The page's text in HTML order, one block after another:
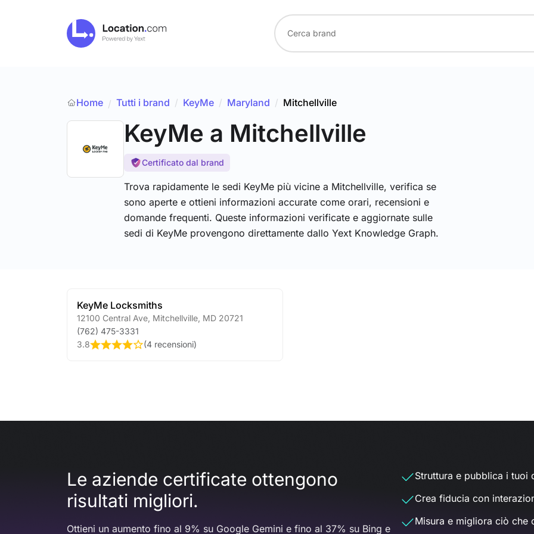
Home / Tutti i brand / KeyMe / Maryland / Mitchellville
KeyMe a Mitchellville
Certificato dal brand
Trova rapidamente le sedi KeyMe più vicine a Mitchellville, verifica se
sono aperte e ottieni informazioni accurate come orari, recensioni e
domande frequenti. Queste informazioni verificate e aggiornate sulle
sedi di KeyMe provengono direttamente dallo Yext Knowledge Graph.
KeyMe Locksmiths
12100 Central Ave Mitchellville MD 20721
(762) 475-3331
3.8
(4 recensioni)
Le aziende certificate ottengono
risultati migliori.
Ottieni un aumento fino al 9% su Google Gemini e fino al 37% su Bing e
Struttura e pubblica i tuoi
Crea fiducia con
Misura e migliora ciò che